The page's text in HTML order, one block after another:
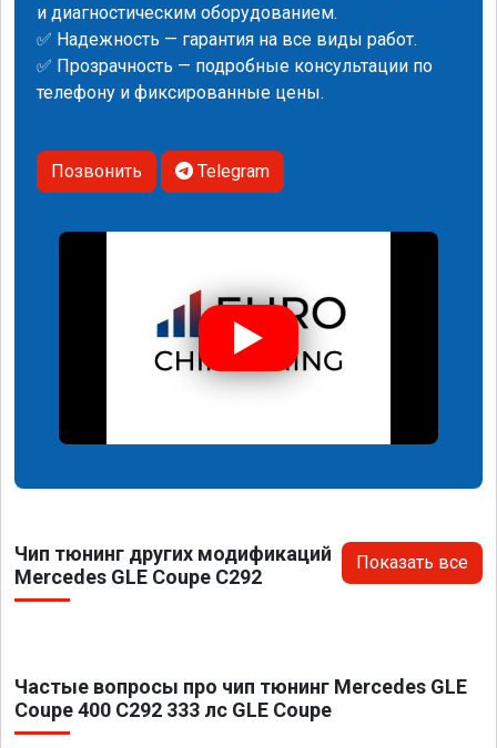
и диагностическим оборудованием.
✅ Надежность — гарантия на все виды работ.
✅ Прозрачность — подробные консультации по
телефону и фиксированные цены.
Позвонить Telegram
Чип тюнинг других модификаций
Mercedes GLE Coupe C292
Показать все
Частые вопросы про чип тюнинг Mercedes GLE
Coupe 400 C292 333 лс GLE Coupe